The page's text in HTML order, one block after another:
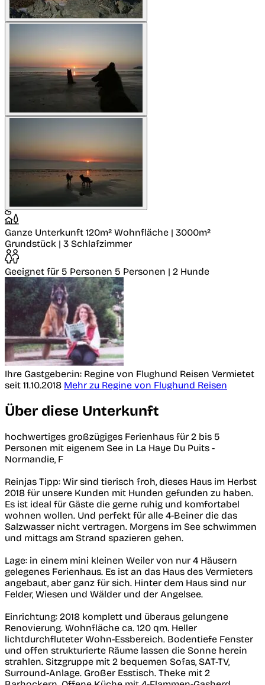
Ganze Unterkunft 120m² Wohnfläche | 3000m²
Grundstück | 3 Schlafzimmer
Geeignet für 5 Personen 5 Personen | 2 Hunde
Ihre Gastgeber:in: Regine von Flughund Reisen Vermietet
seit 11.10.2018 Mehr zu Regine von Flughund Reisen
Über diese Unterkunft
hochwertiges großzügiges Ferienhaus für 2 bis 5
Personen mit eigenem See in La Haye Du Puits -
Normandie, F
Reinjas Tipp: Wir sind tierisch froh, dieses Haus im Herbst
2018 für unsere Kunden mit Hunden gefunden zu haben.
Es ist ideal für Gäste die gerne ruhig und komfortabel
wohnen wollen. Und perfekt für alle 4-Beiner die das
Salzwasser nicht vertragen. Morgens im See schwimmen
und mittags am Strand spazieren gehen.
Lage: in einem mini kleinen Weiler von nur 4 Häusern
gelegenes Ferienhaus. Es ist an das Haus des Vermieters
angebaut, aber ganz für sich. Hinter dem Haus sind nur
Felder, Wiesen und Wälder und der Angelsee.
Einrichtung: 2018 komplett und überaus gelungene
Renovierung. Wohnfläche ca. 120 qm. Heller
lichtdurchfluteter Wohn-Essbereich. Bodentiefe Fenster
und offen strukturierte Räume lassen die Sonne herein
strahlen. Sitzgruppe mit 2 bequemen Sofas, SAT-TV,
Surround-Anlage. Großer Esstisch. Theke mit 2